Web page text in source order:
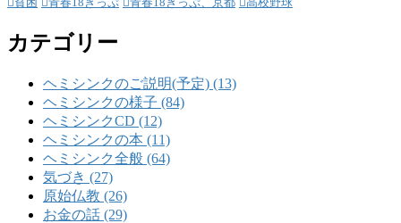
カテゴリー
ヘミシンクのご説明(予定) (13)
ヘミシンクの様子 (84)
ヘミシンクCD (12)
ヘミシンクの本 (11)
ヘミシンク全般 (64)
気づき (27)
原始仏教 (26)
お金の話 (29)